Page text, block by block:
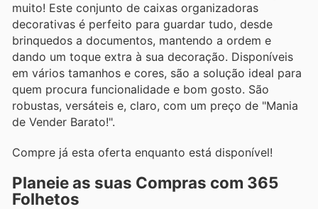
muito! Este conjunto de caixas organizadoras
decorativas é perfeito para guardar tudo, desde
brinquedos a documentos, mantendo a ordem e
dando um toque extra à sua decoração. Disponíveis
em vários tamanhos e cores, são a solução ideal para
quem procura funcionalidade e bom gosto. São
robustas, versáteis e, claro, com um preço de "Mania
de Vender Barato!".
Compre já esta oferta enquanto está disponível!
Planeie as suas Compras com 365
Folhetos